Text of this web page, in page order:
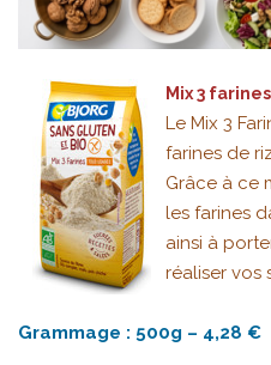
Mix 3
Le Mix 3
farines de
Grâce à ce
les farines
ainsi à
réaliser vos
Grammage : 500g – 4,28 €